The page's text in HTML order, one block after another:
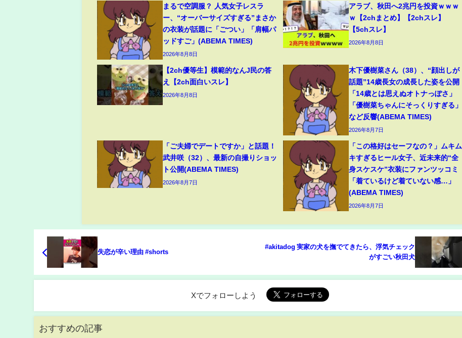
まるで空調服？ 人気女子レスラ
ー、“オーバーサイズすぎる”まさか
の衣装が話題に「ごつい」「肩幅パ
ッドすご」(ABEMA TIMES)
2026年8月8日
アラブ、秋田へ2兆円を投資ｗｗｗ
ｗ【2chまとめ】【2chスレ】
【5chスレ】
2026年8月8日
【2ch優等生】模範的なんJ民の答
え【2ch面白いスレ】
2026年8月8日
木下優樹菜さん（38）、“顔出しが
話題”14歳長女の成長した姿を公開
「14歳とは思えぬオトナっぽさ」
「優樹菜ちゃんにそっくりすぎる」
など反響(ABEMA TIMES)
2026年8月7日
「ご夫婦でデートですか」と話題！
武井咲（32）、最新の自撮りショッ
ト公開(ABEMA TIMES)
2026年8月7日
「この格好はセーフなの？」ムキム
キすぎるヒール女子、近未来的“全
身スケスケ”衣装にファンツッコミ
「着ているけど着ていない感…」
(ABEMA TIMES)
2026年8月7日
失恋が辛い理由 #shorts
#akitadog 実家の犬を撫でてきたら、浮気チェック
がすごい秋田犬
Xでフォローしよう
おすすめの記事